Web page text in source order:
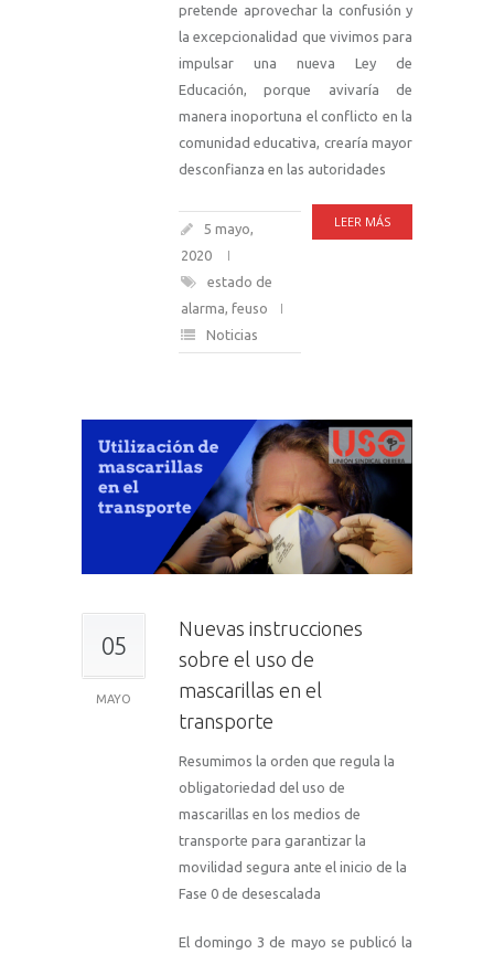
pretende aprovechar la confusión y
la excepcionalidad que vivimos para
impulsar una nueva Ley de
Educación, porque avivaría de
manera inoportuna el conflicto en la
comunidad educativa, crearía mayor
desconfianza en las autoridades
LEER MÁS
5 mayo,
2020
estado de
alarma, feuso
Noticias
05
MAYO
Nuevas instrucciones
sobre el uso de
mascarillas en el
transporte
Resumimos la orden que regula la
obligatoriedad del uso de
mascarillas en los medios de
transporte para garantizar la
movilidad segura ante el inicio de la
Fase 0 de desescalada
El domingo 3 de mayo se publicó la